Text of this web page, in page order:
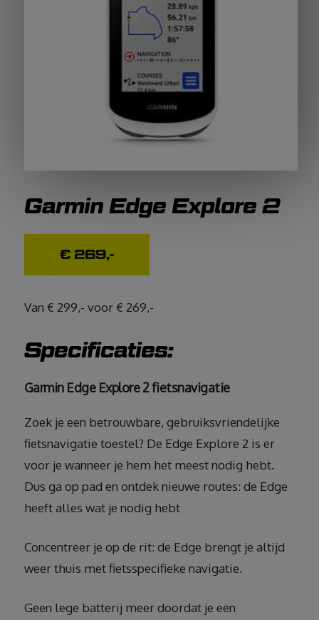
Garmin Edge Explore 2
€ 269,-
Van € 299,- voor € 269,-
Specificaties:
Garmin Edge Explore 2 fietsnavigatie
Zoek je een betrouwbare, gebruiksvriendelijke
fietsnavigatie toestel? De Edge Explore 2 is er
voor je wanneer je hem het meest nodig hebt.
Dus ga op pad en ontdek nieuwe routes: de Edge
heeft alles wat je nodig hebt
Concentreer je op de rit: de Edge brengt je altijd
weer thuis met fietsspecifieke navigatie.
Geen lege batterij meer doordat je een